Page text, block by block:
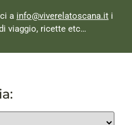
a info@viverelatoscana.it i
viaggio, ricette etc…